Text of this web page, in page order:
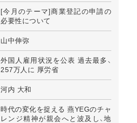
[今月のテーマ]商業登記の申請の
必要性について
山中伸弥
外国人雇用状況を公表 過去最多、
257万人に 厚労省
河内 大和
時代の変化を捉える 燕YEGのチャ
レンジ精神が親会へと波及し、地